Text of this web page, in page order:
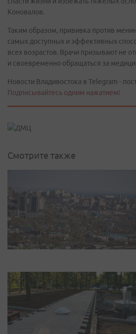
Коновалов.
Таким образом, прививка против
самых доступных и эффективных
всех возрастов. Врачи призывают не
и своевременно обращаться за
Новости Владивостока в Telegram -
Подписывайтесь одним нажатием!
Смотрите также